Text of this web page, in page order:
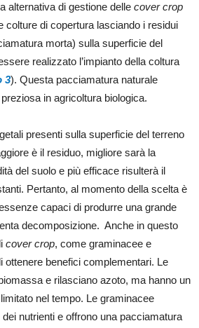
alternativa di gestione delle cover crop
colture di copertura lasciando i residui
morta) sulla superficie del
realizzato l’impianto della coltura
3). Questa pacciamatura naturale
in agricoltura biologica.
presenti sulla superficie del terreno
è il residuo, migliore sarà la
del suolo e più efficace risulterà il
Pertanto, al momento della scelta è
capaci di produrre una grande
decomposizione. Anche in questo
cover crop, come graminacee e
ottenere benefici complementari. Le
e rilasciano azoto, ma hanno un
nel tempo. Le graminacee
nutrienti e offrono una pacciamatura